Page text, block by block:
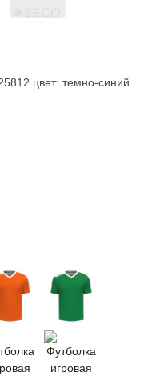
цвет: темно-синий